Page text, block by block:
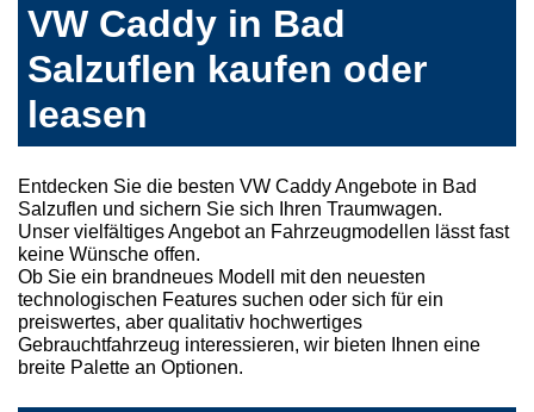
VW Caddy in Bad
Salzuflen kaufen oder
leasen
Entdecken Sie die besten VW Caddy Angebote in Bad
Salzuflen und sichern Sie sich Ihren Traumwagen.
Unser vielfältiges Angebot an Fahrzeugmodellen lässt fast
keine Wünsche offen.
Ob Sie ein brandneues Modell mit den neuesten
technologischen Features suchen oder sich für ein
preiswertes, aber qualitativ hochwertiges
Gebrauchtfahrzeug interessieren, wir bieten Ihnen eine
breite Palette an Optionen.